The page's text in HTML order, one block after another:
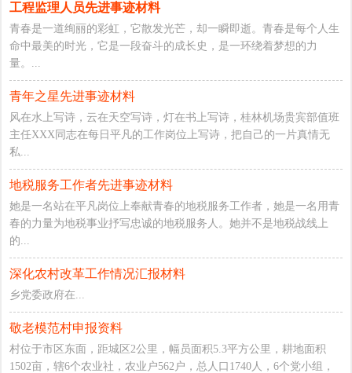
工程监理人员先进事迹材料
青春是一道绚丽的彩虹，它散发光芒，却一瞬即逝。青春是每个人生
命中最美的时光，它是一段奋斗的成长史，是一环绕着梦想的力
量。...
青年之星先进事迹材料
风在水上写诗，云在天空写诗，灯在书上写诗，桂林机场贵宾部值班
主任XXX同志在每日平凡的工作岗位上写诗，把自己的一片真情无
私...
地税服务工作者先进事迹材料
她是一名站在平凡岗位上奉献青春的地税服务工作者，她是一名用青
春的力量为地税事业抒写忠诚的地税服务人。她并不是地税战线上
的...
深化农村改革工作情况汇报材料
乡党委政府在...
敬老模范村申报资料
村位于市区东面，距城区2公里，幅员面积5.3平方公里，耕地面积
1502亩，辖6个农业社，农业户562户，总人口1740人，6个党小组，